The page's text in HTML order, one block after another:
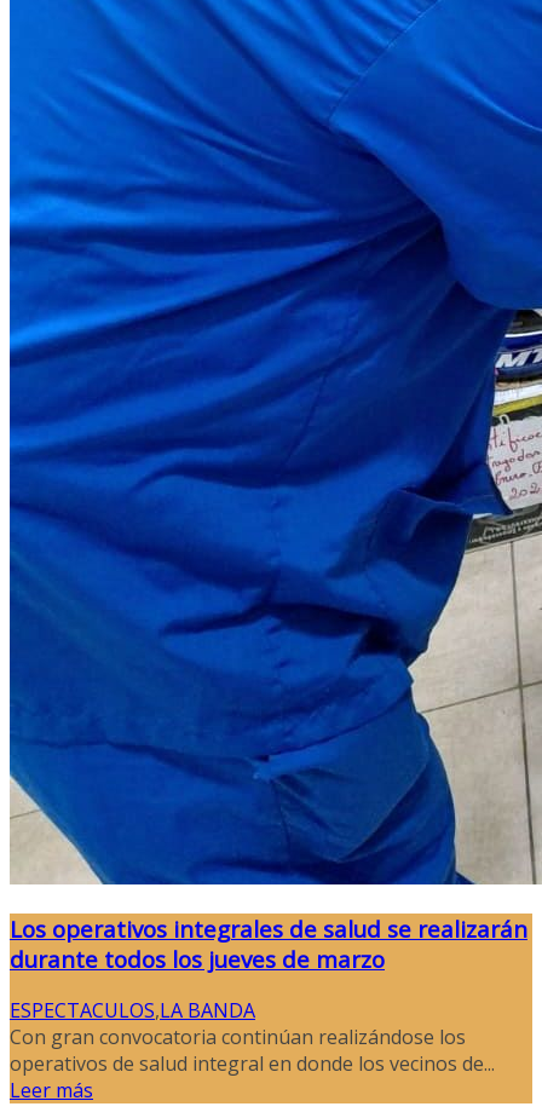
Los operativos integrales de salud se realizarán
durante todos los jueves de marzo
ESPECTACULOS,LA BANDA
Con gran convocatoria continúan realizándose los
operativos de salud integral en donde los vecinos de...
Leer más